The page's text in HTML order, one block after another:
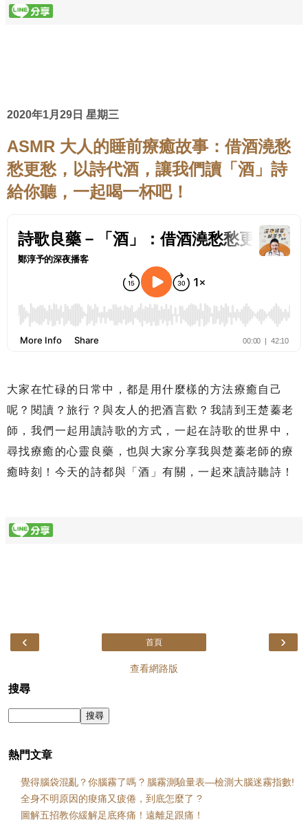
2020年1月29日 星期三
ASMR 大人的睡前療癒故事：借酒澆愁
愁更愁，以詩代酒，讓我們讀「酒」詩
給你聽，一起喝一杯吧！
大家在忙碌的日常中，都是用什麼樣的方法療癒自己
呢？閱讀？旅行？與友人的把酒言歡？我請到王楚蓁老
師，我們一起用讀詩歌的方式，一起在詩歌的世界中，
尋找療癒的心靈良藥，也與大家分享我與楚蓁老師的療
癒時刻！今天的詩都與「酒」有關，一起來讀詩聽詩！
‹ ›
首頁
查看網路版
搜尋
熱門文章
覺得腦袋混亂？你腦霧了嗎 ? 腦霧測驗量表—檢測大腦迷霧指數!
全身不明原因的痠痛又疲倦，到底怎麼了 ?
圖解五招教你緩解足底疼痛！遠離足跟痛！